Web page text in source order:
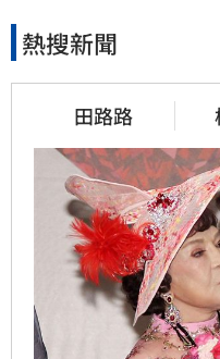
熱搜新聞
田路路